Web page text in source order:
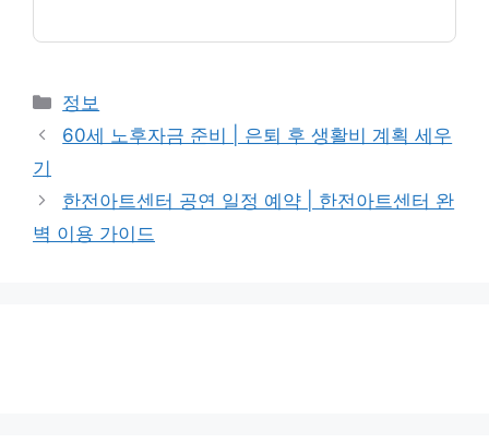
카
테
정보
60세 노후자금 준비 | 은퇴 후 생활비 계획 세우
기
한전아트센터 공연 일정 예약 | 한전아트센터 완
벽 이용 가이드